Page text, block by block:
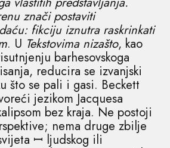
znači postaviti
fikciju iznutra raskrinkati
. U Tekstovima nizašto, kao
barhesovskoga
reducira se izvanjski
što se pali i gasi. Beckett
jezikom Jacquesa
bez kraja. Ne postoji
nema druge zbilje
ꟷ ljudskog ili